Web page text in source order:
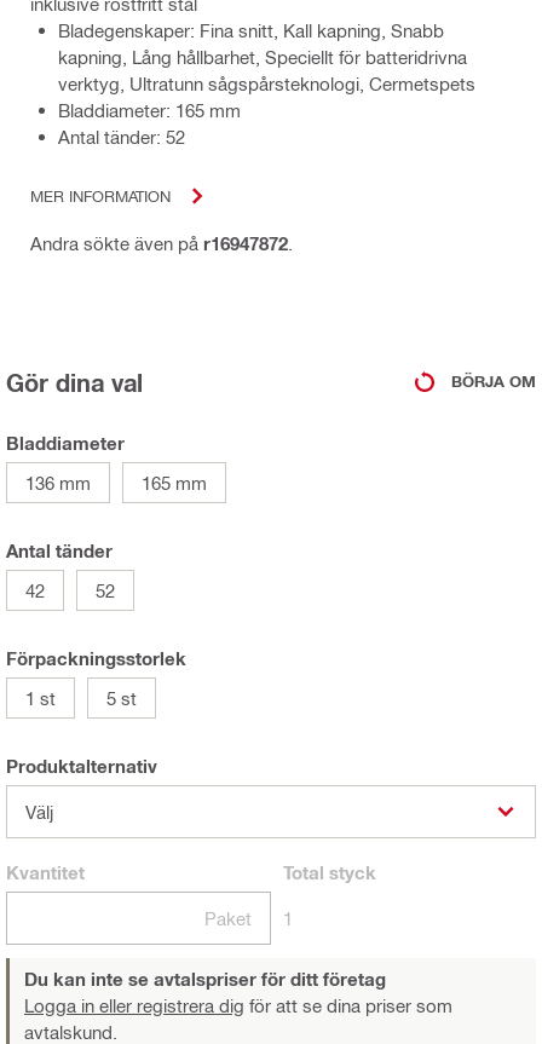
Bladegenskaper: Fina snitt, Kall kapning, Snabb
kapning, Lång hållbarhet, Speciellt för batteridrivna
verktyg, Ultratunn sågspårsteknologi, Cermetspets
Bladdiameter: 165 mm
Antal tänder: 52
MER INFORMATION
Andra sökte även på r16947872
Gör dina val BÖRJA OM
Bladdiameter
136 mm
165 mm
Antal tänder
42
52
Förpackningsstorlek
1 st
5 st
Produktalternativ
Välj
Kvantitet
Paket
Total styck
1
Du kan inte se avtalspriser för ditt företag
Logga in eller registrera dig för att se dina priser som
avtalskund.